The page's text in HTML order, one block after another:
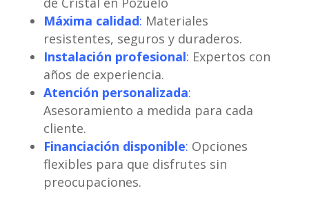
Máxima calidad: Materiales
resistentes, seguros y duraderos.
Instalación profesional: Expertos con
años de experiencia.
Atención personalizada:
Asesoramiento a medida para cada
cliente.
Financiación disponible: Opciones
flexibles para que disfrutes sin
preocupaciones.